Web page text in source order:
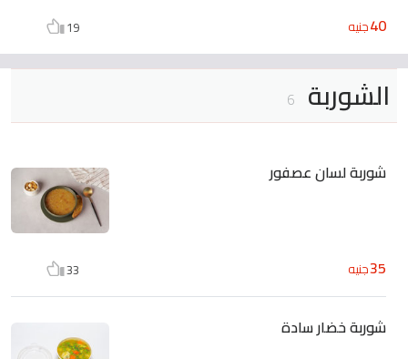
40جنيه 19
الشوربة 6
شوربة لسان عصفور
35جنيه 33
شوربة خضار سادة